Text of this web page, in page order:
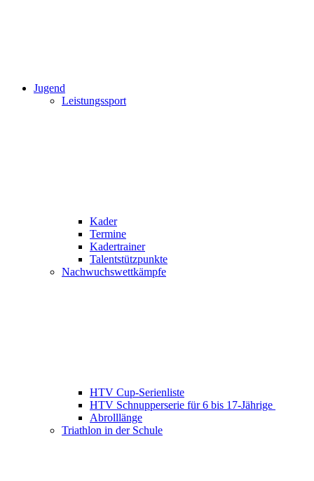
Jugend
Leistungssport
Kader
Termine
Kadertrainer
Talentstützpunkte
Nachwuchswettkämpfe
HTV Cup-Serienliste
HTV Schnupperserie für 6 bis 17-Jährige
Abrolllänge
Triathlon in der Schule